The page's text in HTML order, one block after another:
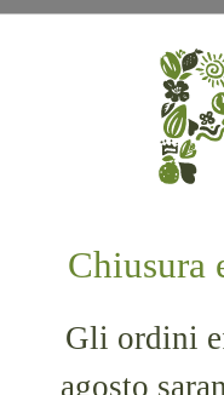
FAQ – DOMANDE
POLICOM S.R.L.
Chiusura
Gli ordini
agosto